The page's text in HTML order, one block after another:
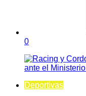
0
Deportivas